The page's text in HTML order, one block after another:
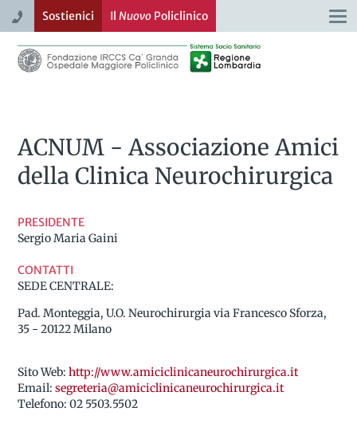
Sostienici Il NuovoPoliclinico
ACNUM - Associazione Amici
della Clinica Neurochirurgica
PRESIDENTE
Sergio Maria Gaini
CONTATTI
SEDE CENTRALE:
Pad. Monteggia, U.O. Neurochirurgia via Francesco Sforza,
35 - 20122 Milano
Sito Web: http://www.amiciclinicaneurochirurgica.it
Email: segreteria@amiciclinicaneurochirurgica.it
Telefono: 02 5503.5502